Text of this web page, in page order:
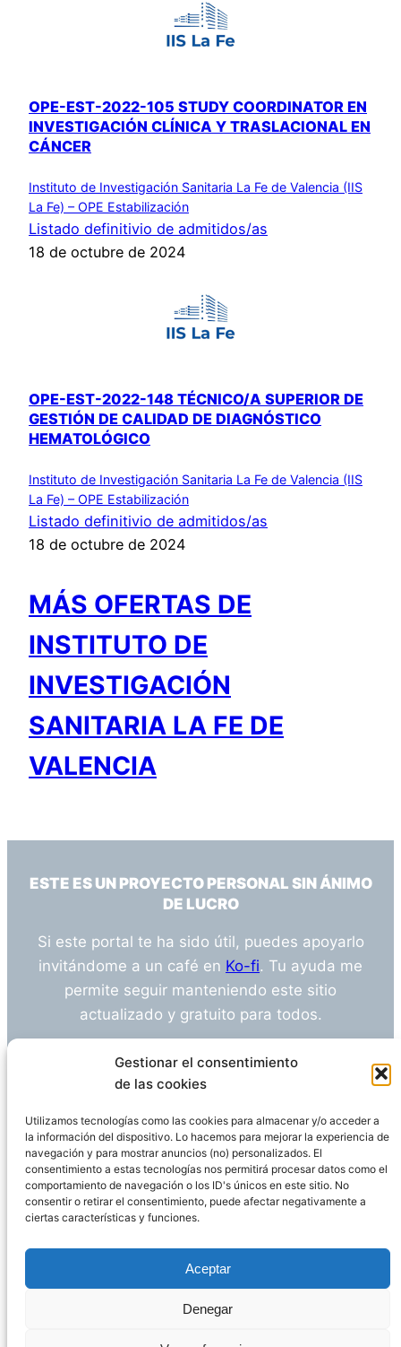
Gestionar el consentimiento
de las cookies
Utilizamos tecnologías como las cookies para almacenar y/o acceder a
la información del dispositivo. Lo hacemos para mejorar la experiencia de
navegación y para mostrar anuncios (no) personalizados. El
consentimiento a estas tecnologías nos permitirá procesar datos como el
comportamiento de navegación o los ID's únicos en este sitio. No
consentir o retirar el consentimiento, puede afectar negativamente a
ciertas características y funciones.
Aceptar
Denegar
OPE-EST-2022-105 STUDY COORDINATOR EN
INVESTIGACIÓN CLÍNICA Y TRASLACIONAL EN
CÁNCER
Instituto de Investigación Sanitaria La Fe de Valencia (IIS
La Fe) – OPE Estabilización
Listado definitivio de admitidos/as
18 de octubre de 2024
OPE-EST-2022-148 TÉCNICO/A SUPERIOR DE
GESTIÓN DE CALIDAD DE DIAGNÓSTICO
HEMATOLÓGICO
Instituto de Investigación Sanitaria La Fe de Valencia (IIS
La Fe) – OPE Estabilización
Listado definitivio de admitidos/as
18 de octubre de 2024
MÁS OFERTAS DE
INSTITUTO DE
INVESTIGACIÓN
SANITARIA LA FE DE
VALENCIA
ESTE ES UN PROYECTO PERSONAL SIN ÁNIMO
DE LUCRO
Si este portal te ha sido útil, puedes apoyarlo
invitándome a un café en Ko-fi. Tu ayuda me
permite seguir manteniendo este sitio
actualizado y gratuito para todos.
¿Tienes alguna duda o sugerencia? Escríbeme
info@empleosanitarioinvestigacion.es
Descargo de Responsabilidad
Declaración de Privacidad Política de cookies
WordPress
Página administrada por Javier Ripoll